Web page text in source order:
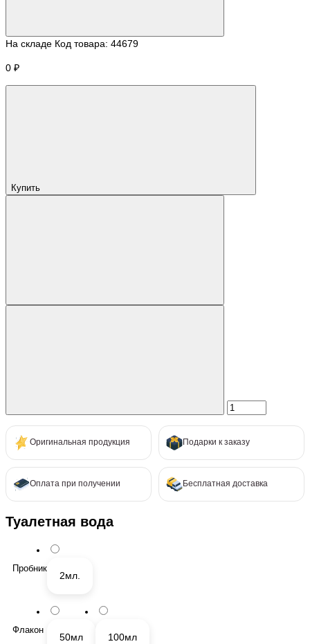
На складе Код товара: 44679
0 ₽
Купить
Оригинальная продукция Подарки к заказу
Оплата при получении Бесплатная доставка
Туалетная вода
Пробник
2мл.
Флакон
50мл 100мл